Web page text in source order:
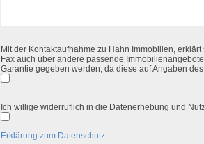
Mit der Kontaktaufnahme zu Hahn Immobilien,
Fax auch über andere passende
Garantie gegeben werden, da diese auf Angaben
Ich willige widerruflich in die Datenerhebung und
Erklärung zum Datenschutz